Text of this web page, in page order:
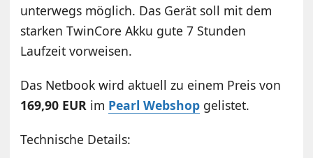
unterwegs möglich. Das Gerät soll mit dem
starken TwinCore Akku gute 7 Stunden
Laufzeit vorweisen.
Das Netbook wird aktuell zu einem Preis von
169,90 EUR im Pearl Webshop gelistet.
Technische Details: